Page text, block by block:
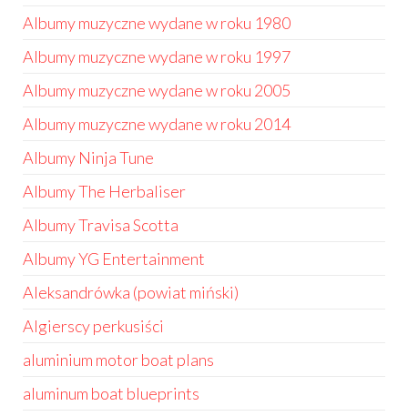
Albumy muzyczne wydane w roku 1980
Albumy muzyczne wydane w roku 1997
Albumy muzyczne wydane w roku 2005
Albumy muzyczne wydane w roku 2014
Albumy Ninja Tune
Albumy The Herbaliser
Albumy Travisa Scotta
Albumy YG Entertainment
Aleksandrówka (powiat miński)
Algierscy perkusiści
aluminium motor boat plans
aluminum boat blueprints